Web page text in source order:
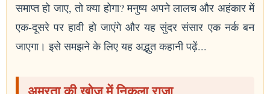
समाप्त हो जाए, तो क्या होगा? मनुष्य अपने लालच और अहंकार में
एक-दूसरे पर हावी हो जाएंगे और यह सुंदर संसार एक नर्क बन
जाएगा। इसे समझने के लिए यह अद्भुत कहानी पढ़ें...